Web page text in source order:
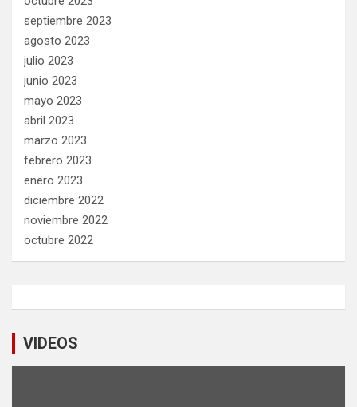
septiembre 2023
agosto 2023
julio 2023
junio 2023
mayo 2023
abril 2023
marzo 2023
febrero 2023
enero 2023
diciembre 2022
noviembre 2022
octubre 2022
VIDEOS